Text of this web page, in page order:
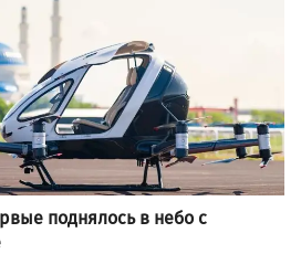
поднялось в небо с